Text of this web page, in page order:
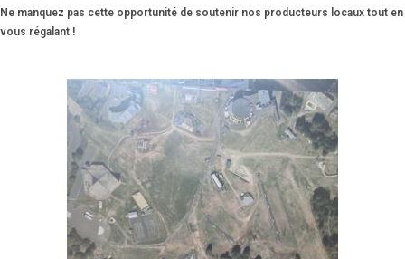
Ne manquez pas cette opportunité de soutenir nos producteurs locaux tout en
vous régalant !